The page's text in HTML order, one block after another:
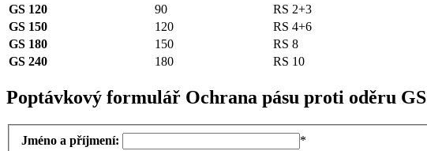
GS 120
90
RS 2+3
GS 150
120
RS 4+6
GS 180
150
RS 8
GS 240
180 RS 10
Poptávkový formulář Ochrana pásu proti oděru GS
Jméno a příjmení:
*